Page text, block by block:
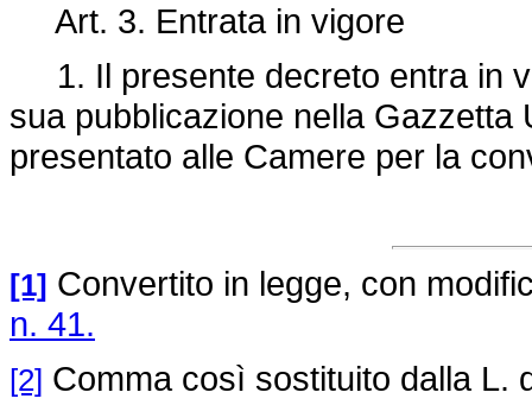
Art. 3. Entrata in vigore
1. Il presente decreto entra in
sua pubblicazione nella Gazzetta
presentato alle Camere per la
[1] Convertito in legge, con
n. 41.
[2] Comma così sostituito dalla L.